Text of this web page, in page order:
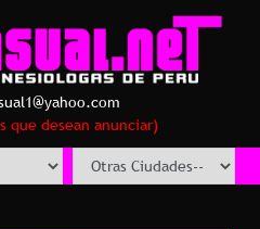
que desean anunciar)